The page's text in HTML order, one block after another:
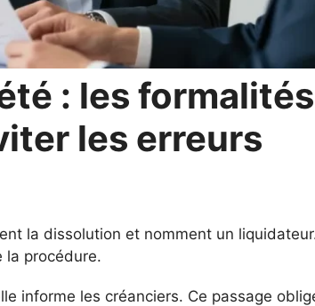
: les formalités
les erreurs
la dissolution et nomment un
la procédure.
informe les créanciers. Ce passage